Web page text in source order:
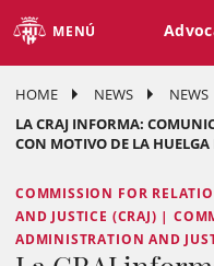
MENÚ
HOME NEWS
NEWS
LA CRAJ INFORMA:
CON MOTIVO DE LA HUELGA
COMMISSION FOR
AND JUSTICE (CRAJ) |
ADMINISTRATION AND